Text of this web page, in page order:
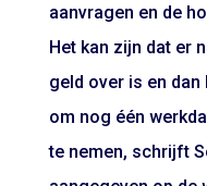
aanvragen en de
Het kan zijn dat er
geld over is en
om nog één
te nemen, schrijft